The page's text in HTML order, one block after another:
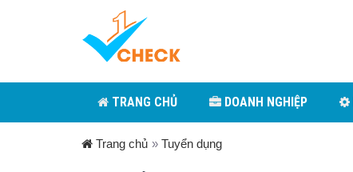
TRANG CHỦ DOANH NGHIỆP
Trang chủ » Tuyển dụng